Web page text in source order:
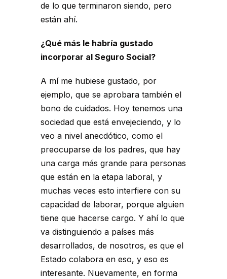
de lo que terminaron siendo, pero
están ahí.
¿Qué más le habría gustado
incorporar al Seguro Social?
A mí me hubiese gustado, por
ejemplo, que se aprobara también el
bono de cuidados. Hoy tenemos una
sociedad que está envejeciendo, y lo
veo a nivel anecdótico, como el
preocuparse de los padres, que hay
una carga más grande para personas
que están en la etapa laboral, y
muchas veces esto interfiere con su
capacidad de laborar, porque alguien
tiene que hacerse cargo. Y ahí lo que
va distinguiendo a países más
desarrollados, de nosotros, es que el
Estado colabora en eso, y eso es
interesante. Nuevamente, en forma